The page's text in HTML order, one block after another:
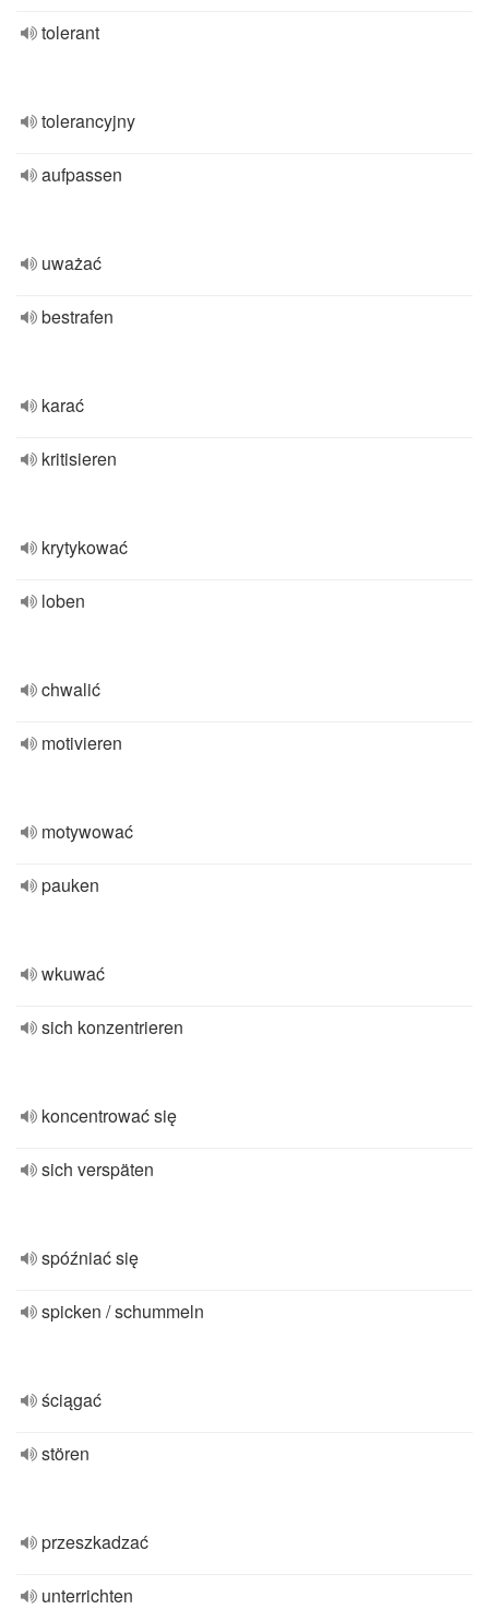
tolerant
tolerancyjny
aufpassen
uważać
bestrafen
karać
kritisieren
krytykować
loben
chwalić
motivieren
motywować
pauken
wkuwać
sich konzentrieren
koncentrować się
sich verspäten
spóźniać się
spicken / schummeln
ściągać
stören
przeszkadzać
unterrichten